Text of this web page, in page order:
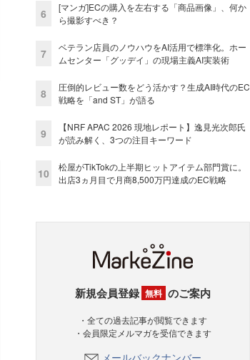
6
[マンガ]ECの購入を左右する「商品画像」、何か
ら撮影すべき？
7
ベテラン店員のノウハウをAI活用で標準化。ホー
ムセンター「グッデイ」の現場主義AI実装術
8
圧倒的レビュー数をどう活かす？生成AI時代のEC
戦略を「and ST」が語る
9
【NRF APAC 2026 現地レポート】逸見光次郎氏
が読み解く、3つの注目キーワード
10
松屋がTikTokの上半期ヒットアイテム部門賞に。
出店3ヵ月目で月商8,500万円達成のEC戦略
新規会員登録 無料 のご案内
・全ての過去記事が閲覧できます
・会員限定メルマガを受信できます
メールバックナンバー